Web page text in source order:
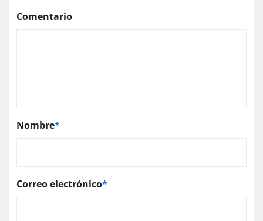
Comentario
Nombre*
Correo electrónico*